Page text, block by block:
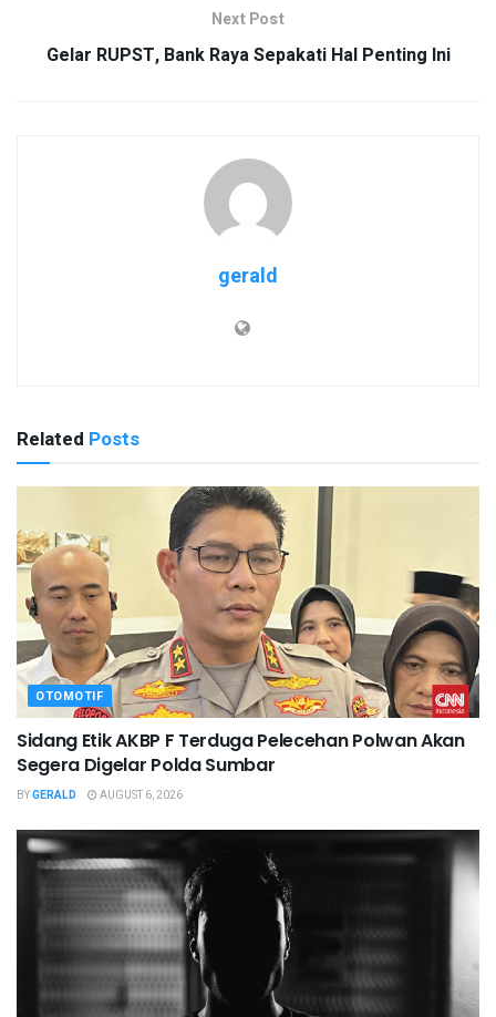
Next Post
Gelar RUPST, Bank Raya Sepakati Hal Penting Ini
gerald
Related Posts
OTOMOTIF
Sidang Etik AKBP F Terduga Pelecehan Polwan Akan
Segera Digelar Polda Sumbar
BYGERALD AUGUST 6, 2026